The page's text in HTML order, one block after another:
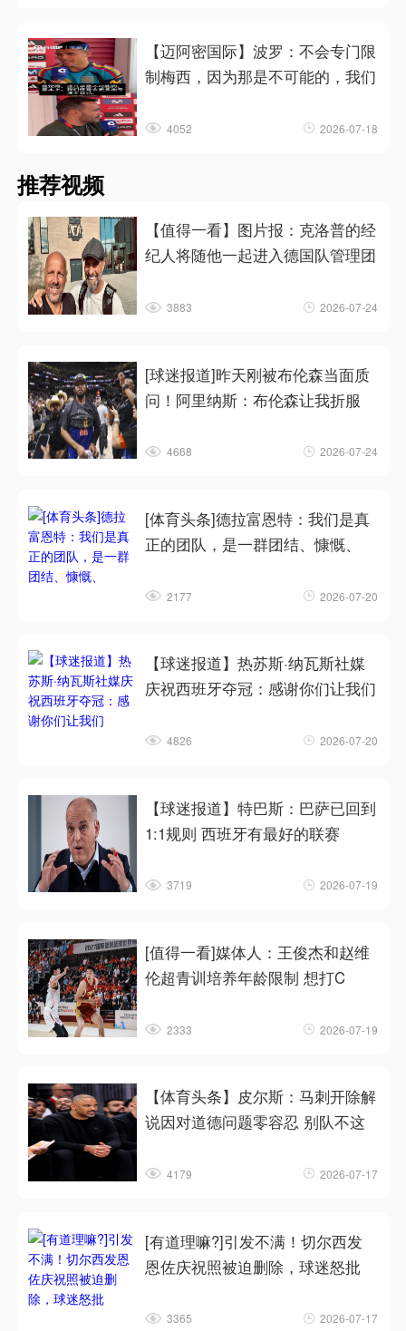
【迈阿密国际】波罗：不会专门限
制梅西，因为那是不可能的，我们
4052 2026-07-18
推荐视频
【值得一看】图片报：克洛普的经
纪人将随他一起进入德国队管理团
3883 2026-07-24
[球迷报道]昨天刚被布伦森当面质
问！阿里纳斯：布伦森让我折服
4668 2026-07-24
[体育头条]德拉富恩特：我们是真
正的团队，是一群团结、慷慨、
2177 2026-07-20
【球迷报道】热苏斯·纳瓦斯社媒
庆祝西班牙夺冠：感谢你们让我们
4826 2026-07-20
【球迷报道】特巴斯：巴萨已回到
1:1规则 西班牙有最好的联赛
3719 2026-07-19
[值得一看]媒体人：王俊杰和赵维
伦超青训培养年龄限制 想打C
2333 2026-07-19
【体育头条】皮尔斯：马刺开除解
说因对道德问题零容忍 别队不这
4179 2026-07-17
[有道理嘛?]引发不满！切尔西发
恩佐庆祝照被迫删除，球迷怒批
3365 2026-07-17